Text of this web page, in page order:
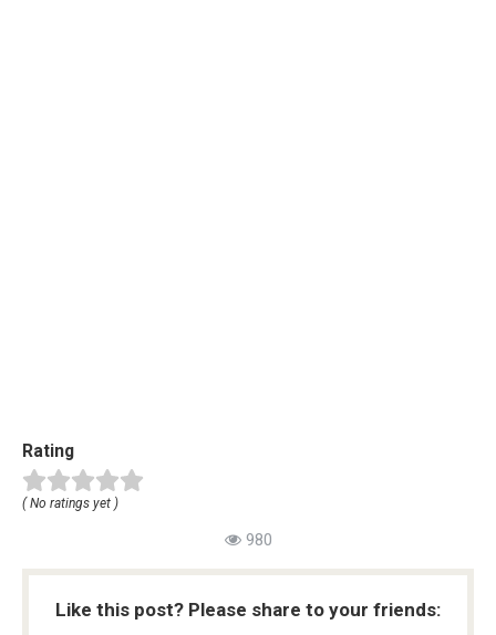
Rating
( No ratings yet )
980
Like this post? Please share to your friends: